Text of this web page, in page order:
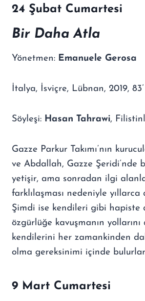
24 Şubat Cumartesi
Bir Daha Atla
Yönetmen: Emanuele Gerosa
İtalya, İsviçre, Lübnan, 2019, 83’
Söyleşi: Hasan Tahrawi,
Gazze Parkur Takımı’nın
ve Abdallah, Gazze Şeridi’nde
yetişir, ama sonradan ilgi
farklılaşması nedeniyle yıllarca
Şimdi ise kendileri gibi hapiste
özgürlüğe kavuşmanın
kendilerini her zamankinden
olma gereksinimi içinde
9 Mart Cumartesi